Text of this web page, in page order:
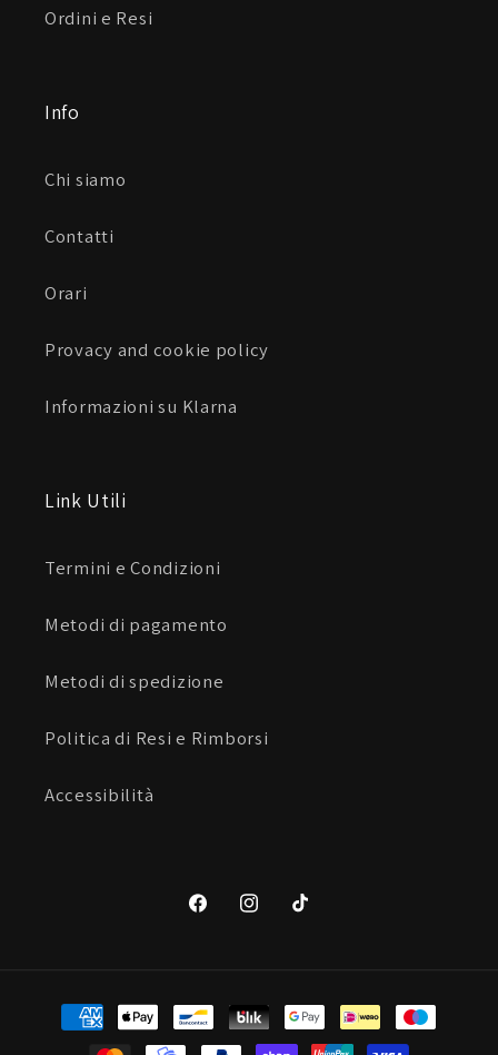
Ordini e Resi
Info
Chi siamo
Contatti
Orari
Provacy and cookie policy
Informazioni su Klarna
Link Utili
Termini e Condizioni
Metodi di pagamento
Metodi di spedizione
Politica di Resi e Rimborsi
Accessibilità
FacebookInstagramTikTok
Metodi
di